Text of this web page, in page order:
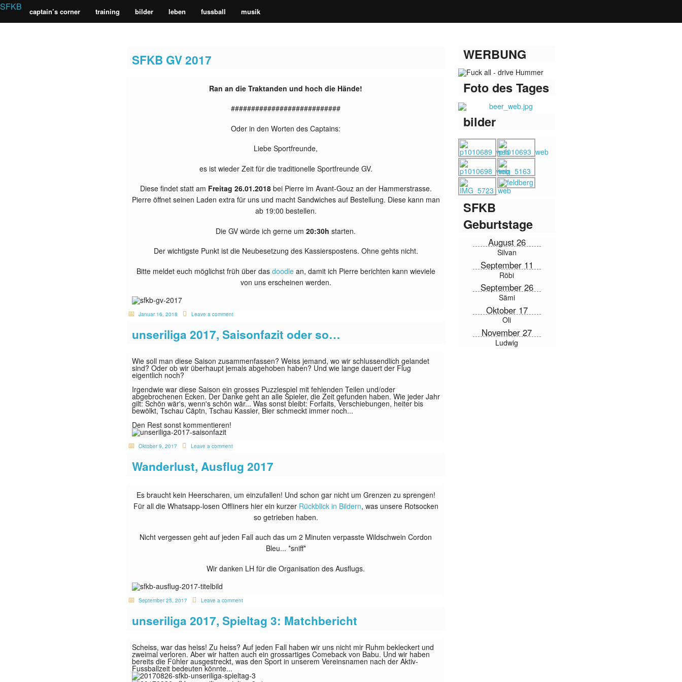
SFKB captain’s corner training bilder leben fussball musik
Sportfreunde Kleinbasel - alli ufe Ball!
SFKB GV 2017
Ran an die Traktanden und hoch die Hände!
###########################
Oder in den Worten des Captains:
Liebe Sportfreunde,
es ist wieder Zeit für die traditionelle Sportfreunde GV.
Diese findet statt am Freitag 26.01.2018bei Pierre im Avant-Gouz an der Hammerstrasse.
Pierre öffnet seinen Laden extra für uns und macht Sandwiches auf Bestellung. Diese kann man
ab 19:00 bestellen.
Die GV würde ich gerne um20:30h starten.
Der wichtigste Punkt ist die Neubesetzung des Kassierspostens. Ohne gehts nicht.
Bitte meldet euch möglichst früh über das doodlean, damit ich Pierre berichten kann wieviele
von uns erscheinen werden.
Januar 16, 2018 Leave a comment
unseriliga 2017, Saisonfazit oder so…
Wie soll man diese Saison zusammenfassen? Weiss jemand, wo wir schlussendlich gelandet
sind? Oder ob wir überhaupt jemals abgehoben haben? Und wie lange dauert der Flug
eigentlich noch?
Irgendwie war diese Saison ein grosses Puzzlespiel mit fehlenden Teilen und/oder
abgebrochenen Ecken. Der Danke geht an alle Spieler, die Zeit gefunden haben. Wie jeder Jahr
gilt: Schön wär's, wenn's schön wär... Was sonst bleibt: Forfaits, Verschiebungen, heiter bis
bewölkt, Tschau Cäptn, Tschau Kassier, Bier schmeckt immer noch...
Den Rest sonst kommentieren!
Oktober 9, 2017 Leave a comment
Wanderlust, Ausflug 2017
Es braucht kein Heerscharen, um einzufallen! Und schon gar nicht um Grenzen zu sprengen!
Für all die Whatsapp-losen Offliners hier ein kurzer Rückblick in Bildern, was unsere Rotsocken
so getrieben haben.
Nicht vergessen geht auf jeden Fall auch das um 2 Minuten verpasste Wildschwein Cordon
Bleu... *sniff*
Wir danken LH für die Organisation des Ausflugs.
September 25, 2017 Leave a comment
unseriliga 2017, Spieltag 3: Matchbericht
Scheiss, war das heiss! Zu heiss? Auf jeden Fall haben wir uns nicht mir Ruhm bekleckert und
zweimal verloren. Aber wir hatten auch ein grossartiges Comeback von Babu. Und wir haben
bereits die Fühler ausgestreckt, was den Sport in unserem Vereinsnamen nach der Aktiv-
Fussballzeit bedeuten könnte...
WERBUNG
Foto des Tages
bilder
SFKB
Geburtstage
August 26
Silvan
September 11
Röbi
September 26
Sämi
Oktober 17
Oli
November 27
Ludwig